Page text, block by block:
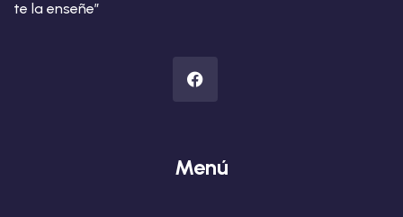
te la enseñe”
Menú